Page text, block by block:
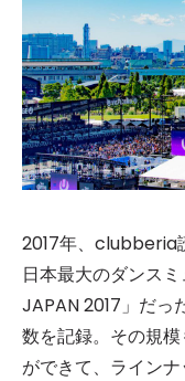
2017年、clubberia
日本最大のダンス
JAPAN 2017」だっ
数を記録。その規
ができて、ライン